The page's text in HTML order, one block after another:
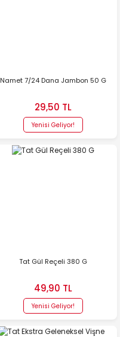
Namet 7/24 Dana Jambon 50 G
29,50 TL
Yenisi Geliyor!
Tat Gül Reçeli 380 G
49,90 TL
Yenisi Geliyor!